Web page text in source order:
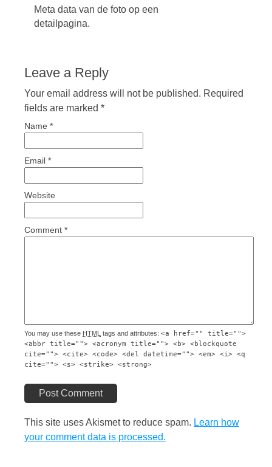
Meta data van de foto op een
detailpagina.
Leave a Reply
Your email address will not be published. Required
fields are marked *
Name *
Email *
Website
Comment *
You may use these HTML tags and attributes: <a href="" title="">
<abbr title=""> <acronym title=""> <b> <blockquote
cite=""> <cite> <code> <del datetime=""> <em> <i> <q
cite=""> <s> <strike> <strong>
Post Comment
This site uses Akismet to reduce spam. Learn how
your comment data is processed.